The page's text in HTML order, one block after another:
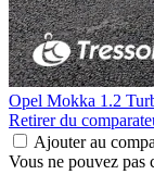
Opel Mokka 1.2
Retirer du
Ajouter au
Vous ne pouvez pas